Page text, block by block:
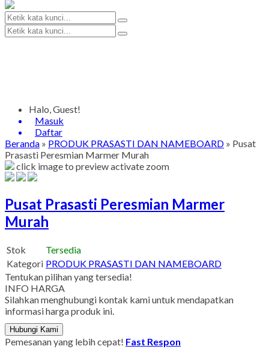
Halo, Guest!
Masuk
Daftar
Beranda » PRODUK PRASASTI DAN NAMEBOARD » Pusat
Prasasti Peresmian Marmer Murah
click image to previewactivate zoom
Pusat Prasasti Peresmian Marmer
Murah
Stok
Tersedia
Kategori PRODUK PRASASTI DAN NAMEBOARD
Tentukan pilihan yang tersedia!
INFO HARGA
Silahkan menghubungi kontak kami untuk mendapatkan
informasi harga produk ini.
Hubungi Kami
Pemesanan yang lebih cepat! Fast Respon